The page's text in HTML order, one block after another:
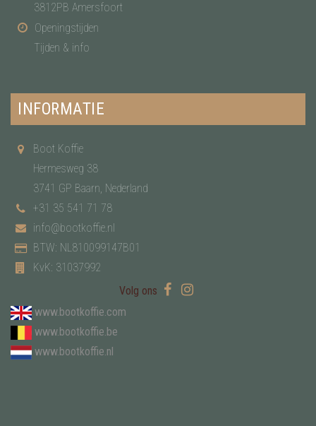
3812PB Amersfoort
Openingstijden
Tijden & info
INFORMATIE
Boot Koffie
Hermesweg 38
3741 GP Baarn, Nederland
+31 35 541 71 78
info@bootkoffie.nl
BTW: NL810099147B01
KvK: 31037992
Volg ons
www.bootkoffie.com
www.bootkoffie.be
www.bootkoffie.nl